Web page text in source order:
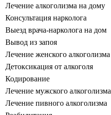
Лечение алкоголизма на дому
Консультация нарколога
Выезд врача-нарколога на дом
Вывод из запоя
Лечение женского алкоголизма
Детоксикация от алкоголя
Кодирование
Лечение мужского алкоголизма
Лечение пивного алкоголизма